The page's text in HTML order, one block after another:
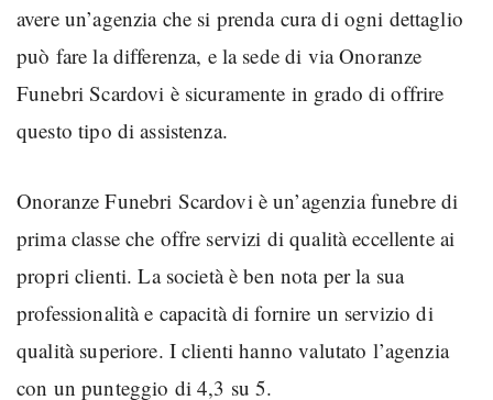
avere un’agenzia che si prenda cura di ogni dettaglio
può fare la differenza, e la sede di via Onoranze
Funebri Scardovi è sicuramente in grado di offrire
questo tipo di assistenza.
Onoranze Funebri Scardovi è un’agenzia funebre di
prima classe che offre servizi di qualità eccellente ai
propri clienti. La società è ben nota per la sua
professionalità e capacità di fornire un servizio di
qualità superiore. I clienti hanno valutato l’agenzia
con un punteggio di 4,3 su 5.